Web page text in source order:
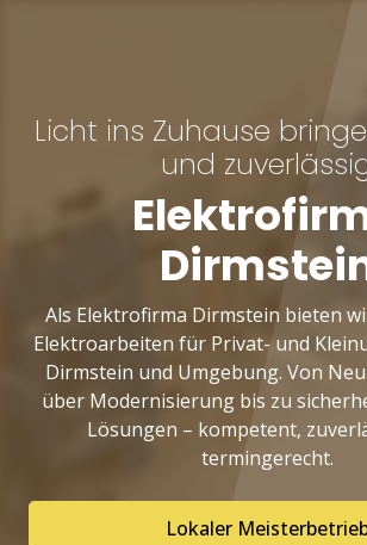
Licht ins Zuhause
und
Als Elektrofirma Dirmstein bieten
Elektroarbeiten für Privat- und
Dirmstein und Umgebung. Von
über Modernisierung bis zu
Lösungen – kompetent,
termingerecht.
Lokaler